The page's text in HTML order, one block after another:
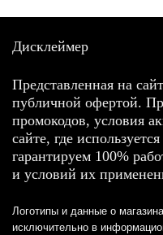
Дисклеймер
Представленная на
публичной офертой.
промокодов, условия
сайте, где
гарантируем 100%
и условий их
Логотипы и данные о
исключительно в